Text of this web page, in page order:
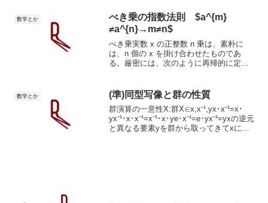
数学とか
べき乗の指数法則 $a^{m}
≠a^{n}→m≠n$
べき乗実数 x の正整数 n 乗は、素朴に
は、n 個の x を掛け合わせたものであ
る。厳密には、次のように再帰的に定め
には、関係式 (∗∗) が n = 0...
数学とか (準)同型写像と群の性質
群演算の一意性X:群X∈x,x⁻¹,yx･x⁻¹=x･
yx⁻¹･x･x⁻¹=x⁻¹･x･ye･x⁻¹=e･yx⁻¹=yxの逆元
と異なる要素yを群から取ってきてxに作